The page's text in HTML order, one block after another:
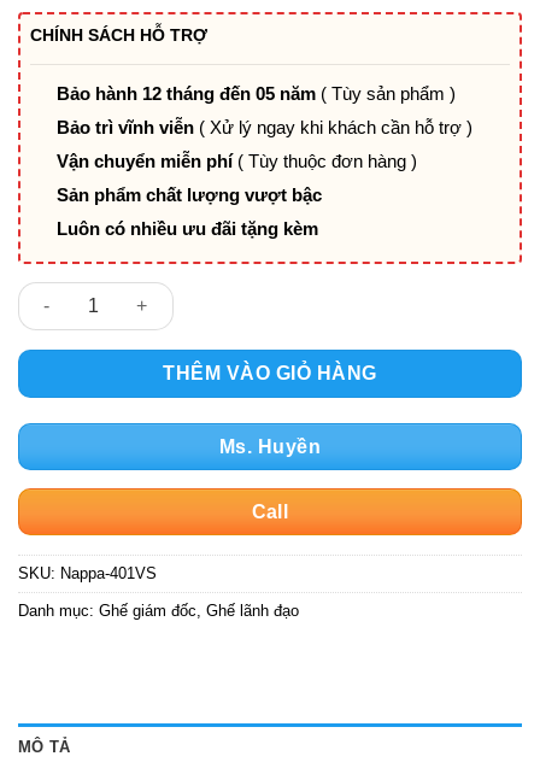
CHÍNH SÁCH HỖ TRỢ
Bảo hành 12 tháng đến 05 năm ( Tùy sản phẩm )
Bảo trì vĩnh viễn ( Xử lý ngay khi khách cần hỗ trợ )
Vận chuyển miễn phí ( Tùy thuộc đơn hàng )
Sản phẩm chất lượng vượt bậc
Luôn có nhiều ưu đãi tặng kèm
Ghế Giám Đốc Nhập Khẩu Chân Cố Định Nappa-401VS số
THÊM VÀO GIỎ HÀNG
Ms. Huyền
Call
SKU: Nappa-401VS
Danh mục: Ghế giám đốc Ghế lãnh đạo
MÔ TẢ